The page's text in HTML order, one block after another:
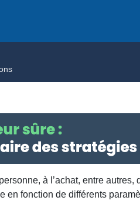
à l’achat, entre autres,
fonction de différents